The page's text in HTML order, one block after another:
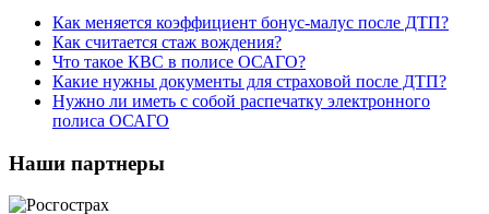
Как меняется коэффициент бонус-малус после ДТП?
Как считается стаж вождения?
Что такое КВС в полисе ОСАГО?
Какие нужны документы для страховой после ДТП?
Нужно ли иметь с собой распечатку электронного
полиса ОСАГО
Наши партнеры